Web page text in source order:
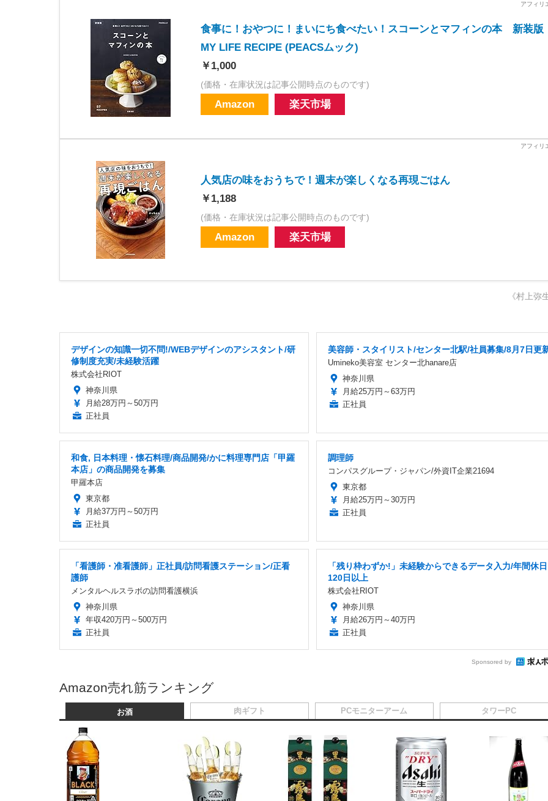
食事に！おやつに！まいにち食べたい！スコーンとマフィンの本 新装版
MY LIFE RECIPE (PEACSムック)
￥1,000
(価格・在庫状況は記事公開時点のものです)
Amazon 楽天市場
人気店の味をおうちで！週末が楽しくなる再現ごはん
￥1,188
(価格・在庫状況は記事公開時点のものです)
Amazon 楽天市場
《村上弥
デザインの知識一切不問!/WEBデザインのアシスタント/研
修制度充実/未経験活躍
株式会社RIOT
神奈川県
月給28万円～50万円
正社員
美容師・スタイリスト/センター北駅/社員募集/8月7日更
Umineko美容室 センター北hanare店
神奈川県
月給25万円～63万円
正社員
和食, 日本料理・懐石料理/商品開発/かに料理専門店「甲羅
本店」の商品開発を募集
甲羅本店
東京都
月給37万円～50万円
正社員
調理師
コンパスグループ・ジャパン/外資IT企業21694
東京都
月給25万円～30万円
正社員
「看護師・准看護師」正社員/訪問看護ステーション/正看
護師
メンタルヘルスラボの訪問看護横浜
神奈川県
年収420万円～500万円
正社員
「残り枠わずか!」未経験からできるデータ入力/年間休日
120日以上
株式会社RIOT
神奈川県
月給26万円～40万円
正社員
Sponsored by
Amazon売れ筋ランキング
お酒 肉ギフト PCモニターアーム タワーPC